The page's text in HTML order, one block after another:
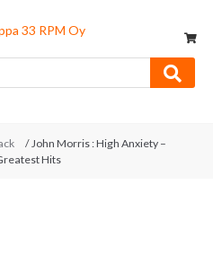
/ John Morris : High Anxiety –
Hits